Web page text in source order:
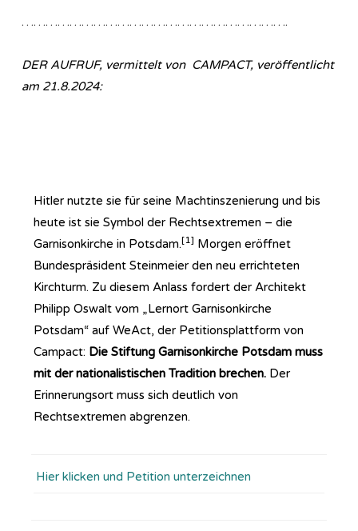
………………………………………………………….
DER AUFRUF, vermittelt von CAMPACT, veröffentlicht
am 21.8.2024:
Hitler nutzte sie für seine Machtinszenierung und bis
heute ist sie Symbol der Rechtsextremen – die
Garnisonkirche in Potsdam.[1] Morgen eröffnet
Bundespräsident Steinmeier den neu errichteten
Kirchturm. Zu diesem Anlass fordert der Architekt
Philipp Oswalt vom „Lernort Garnisonkirche
Potsdam“ auf WeAct, der Petitionsplattform von
Campact: Die Stiftung Garnisonkirche Potsdam muss
mit der nationalistischen Tradition brechen. Der
Erinnerungsort muss sich deutlich von
Rechtsextremen abgrenzen.
Hier klicken und Petition unterzeichnen